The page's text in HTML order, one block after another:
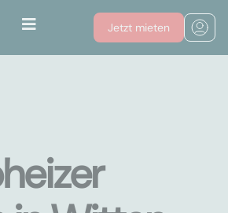
Jetzt mieten